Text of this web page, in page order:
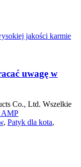
uwagę w
Co., Ltd. Wszelkie
, Patyk dla kota,